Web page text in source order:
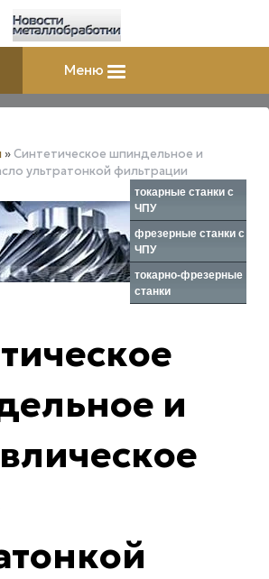
Меню
»Синтетическое шпиндельное и
ультратонкой фильтрации
токарные станки с
ЧПУ
фрезерные станки с
ЧПУ
токарно-фрезерные
станки
и